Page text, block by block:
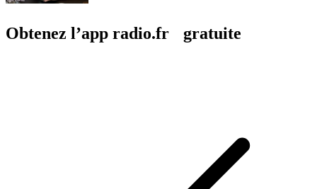
Obtenez l’app radio.fr gratuite